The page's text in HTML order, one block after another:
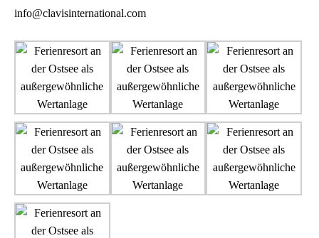
info@clavisinternational.com